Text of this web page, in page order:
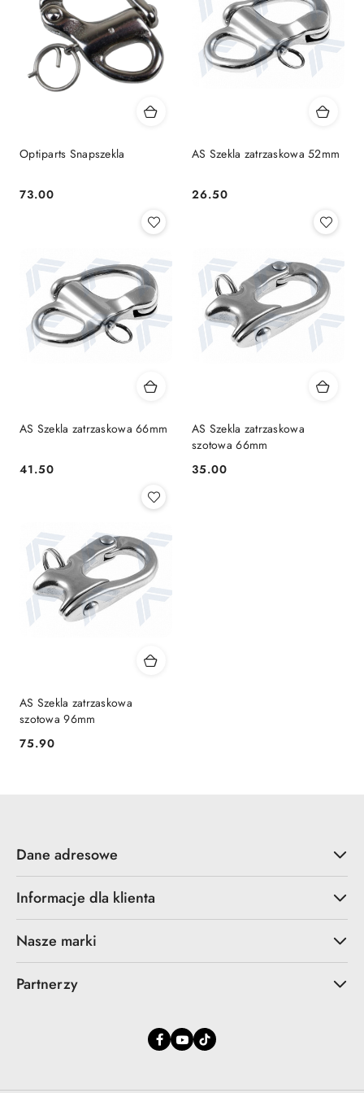
Optiparts Snapszekla
Cena:
73.00
AS Szekla zatrzaskowa 52mm
Cena:
26.50
AS Szekla zatrzaskowa 66mm
Cena:
41.50
AS Szekla zatrzaskowa
szotowa 66mm
Cena:
35.00
AS Szekla zatrzaskowa
szotowa 96mm
Cena:
75.90
Dane adresowe
Informacje dla klienta
Nasze marki
Partnerzy